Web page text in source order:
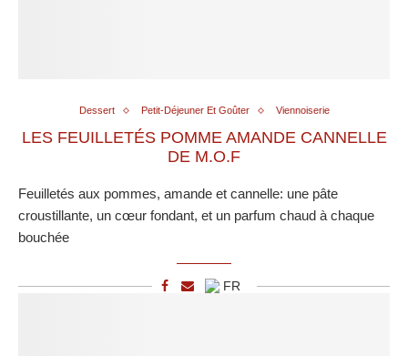
Dessert Petit-Déjeuner Et Goûter Viennoiserie
LES FEUILLETÉS POMME AMANDE CANNELLE
DE M.O.F
Feuilletés aux pommes, amande et cannelle: une pâte
croustillante, un cœur fondant, et un parfum chaud à chaque
bouchée
FR